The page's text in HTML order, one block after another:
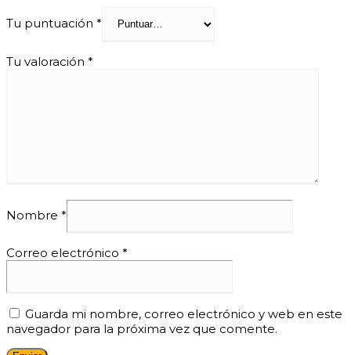
Tu puntuación *
Tu valoración *
Nombre *
Correo electrónico *
Guarda mi nombre, correo electrónico y web en este
navegador para la próxima vez que comente.